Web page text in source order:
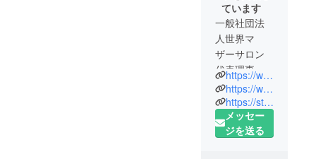
ています
一般社団法
人世界マ
ザーサロン
代表理事
誰もが自分
で「大丈
夫」と思え
る心を育め
https://wm-salon.com/
https://www.manabiya-mebuki.com/
https://studysupport30.com/
メッセー
ジを送る